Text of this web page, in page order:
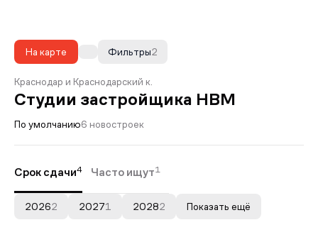
На карте 2
Фильтры
Краснодар и Краснодарский к.
Студии застройщика НВМ
По умолчанию6 новостроек
Срок сдачи4 Часто ищут1
20262 20271 20282 Показать ещё